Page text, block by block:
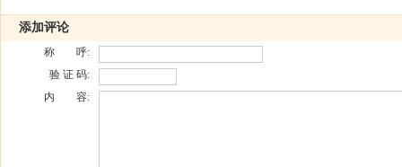
添加评论
称 呼:
验 证 码:
内 容: